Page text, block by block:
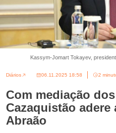
Kassym-Jomart Tokayev,
Diários 06.11.2025 18:58 2
Com mediação
Cazaquistão
Abraão